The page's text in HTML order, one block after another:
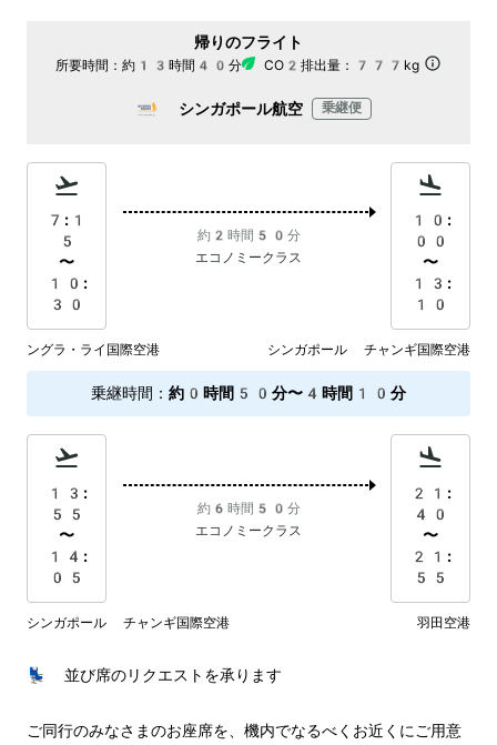
帰りのフライト
所要時間： 約13時間40分 CO2排出量： 777kg
シンガポール航空 乗継便
7:1
5
〜
10:
30
約2時間50分
エコノミークラス
10:
00
〜
13:
10
ングラ・ライ国際空港 シンガポール チャンギ国際空港
乗継時間 ： 約0時間50分〜4時間10分
13:
55
〜
14:
05
約6時間50分
エコノミークラス
21:
40
〜
21:
55
シンガポール チャンギ国際空港 羽田空港
💺 並び席のリクエストを承ります
ご同行のみなさまのお座席を、機内でなるべくお近くにご用意